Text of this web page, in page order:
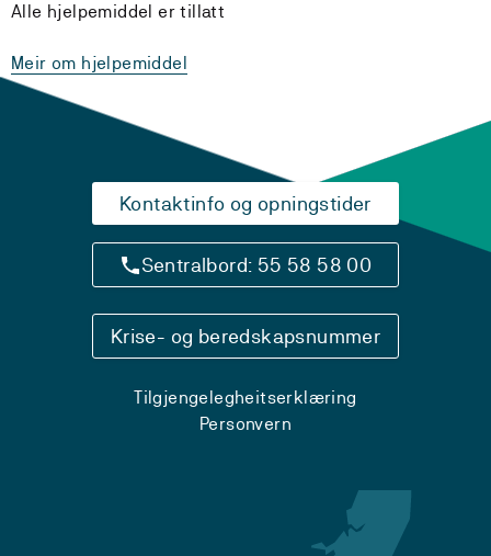
Alle hjelpemiddel er tillatt
Meir om hjelpemiddel
Kontaktinfo og opningstider
Sentralbord: 55 58 58 00
Krise- og beredskapsnummer
Tilgjengelegheitserklæring
Personvern